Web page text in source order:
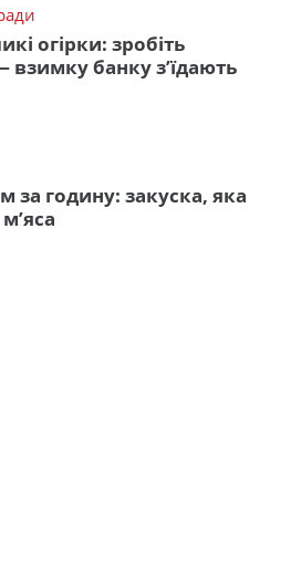
огірки: зробіть
банку з’їдають
за годину: закуска, яка